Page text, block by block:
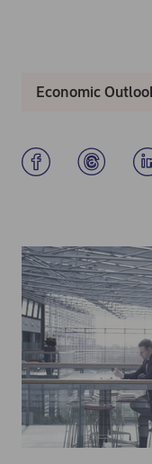
Economic